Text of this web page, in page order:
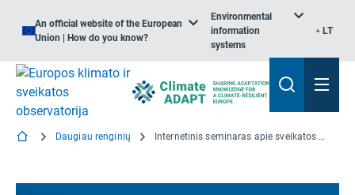
An official website of the European
Union | How do you know?
Environmental
information
systems
LT
Daugiau renginių Internetinis seminaras apie sveikatos priežiūros veiksmų planavimą miestuose